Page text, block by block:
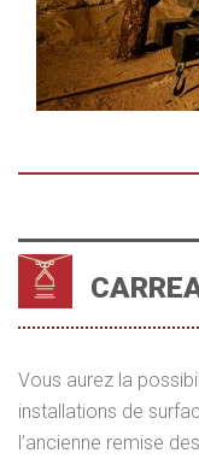
Vous aurez la
installations de
l’ancienne remise